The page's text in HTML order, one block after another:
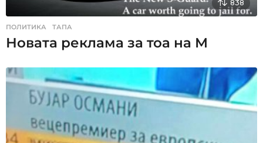
838
ПОЛИТИКА ,ТАПА
Новата реклама за тоа на М